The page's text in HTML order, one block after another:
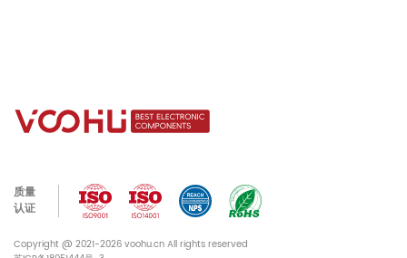
质量
认证
Copyright @ 2021-2026 voohu.cn All rights reserved